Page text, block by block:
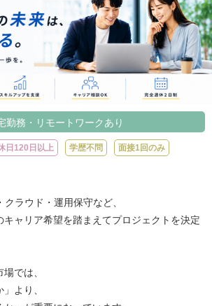
勤務・リモートワークあり
日120日以上 学歴不問 面接1回のみ
ラウド・運用保守など、
キャリア希望を踏まえてプロジェクトを決定
では、
より、